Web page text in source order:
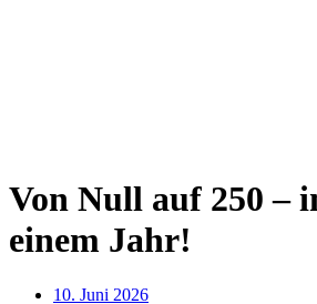
Von Null auf 250 –
einem Jahr!
10. Juni 2026